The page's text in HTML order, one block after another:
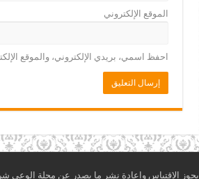
الموقع الإلكتروني
احفظ اسمي، بريدي الإلكتروني، والموقع
يجوز الاقتباس وإعادة نشر ما يصدر عن مجلة الوعي